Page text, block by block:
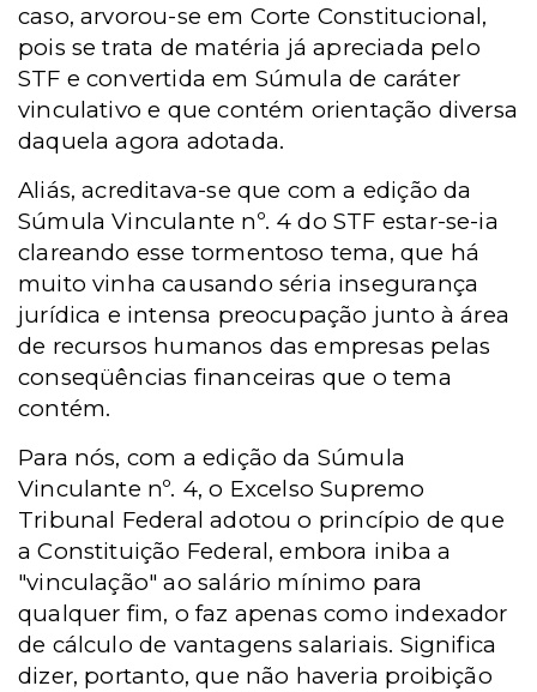
caso, arvorou-se em Corte Constitucional,
pois se trata de matéria já apreciada pelo
STF e convertida em Súmula de caráter
vinculativo e que contém orientação diversa
daquela agora adotada.
Aliás, acreditava-se que com a edição da
Súmula Vinculante nº. 4 do STF estar-se-ia
clareando esse tormentoso tema, que há
muito vinha causando séria insegurança
jurídica e intensa preocupação junto à área
de recursos humanos das empresas pelas
conseqüências financeiras que o tema
contém.
Para nós, com a edição da Súmula
Vinculante nº. 4, o Excelso Supremo
Tribunal Federal adotou o princípio de que
a Constituição Federal, embora iniba a
"vinculação" ao salário mínimo para
qualquer fim, o faz apenas como indexador
de cálculo de vantagens salariais. Significa
dizer, portanto, que não haveria proibição